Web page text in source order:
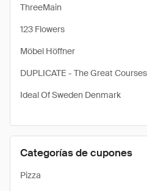
ThreeMain
123 Flowers
Möbel Höffner
DUPLICATE - The Great Courses
Ideal Of Sweden Denmark
Categorías de cupones
Pizza